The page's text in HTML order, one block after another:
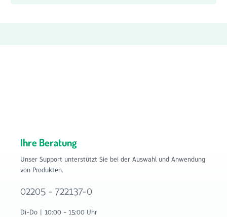
Ihre Beratung
Unser Support unterstützt Sie bei der Auswahl und Anwendung
von Produkten.
02205 - 722137-0
Di-Do | 10:00 - 15:00 Uhr